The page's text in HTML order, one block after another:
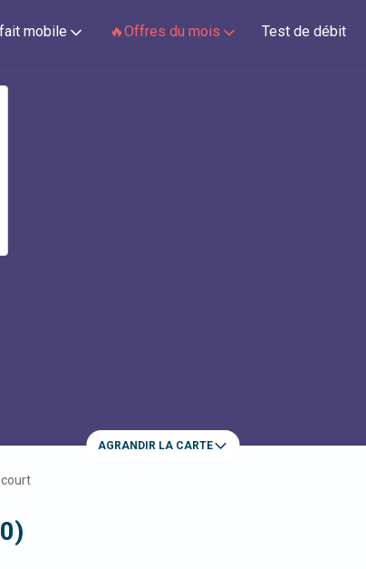
mobile 🔥Offres du mois Test de débit
AGRANDIR LA CARTE